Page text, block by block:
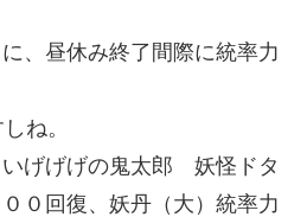
、昼休み終了間際に統率力
ね。
いげげげの鬼太郎 妖怪ドタ
０回復、妖丹（大）統率力